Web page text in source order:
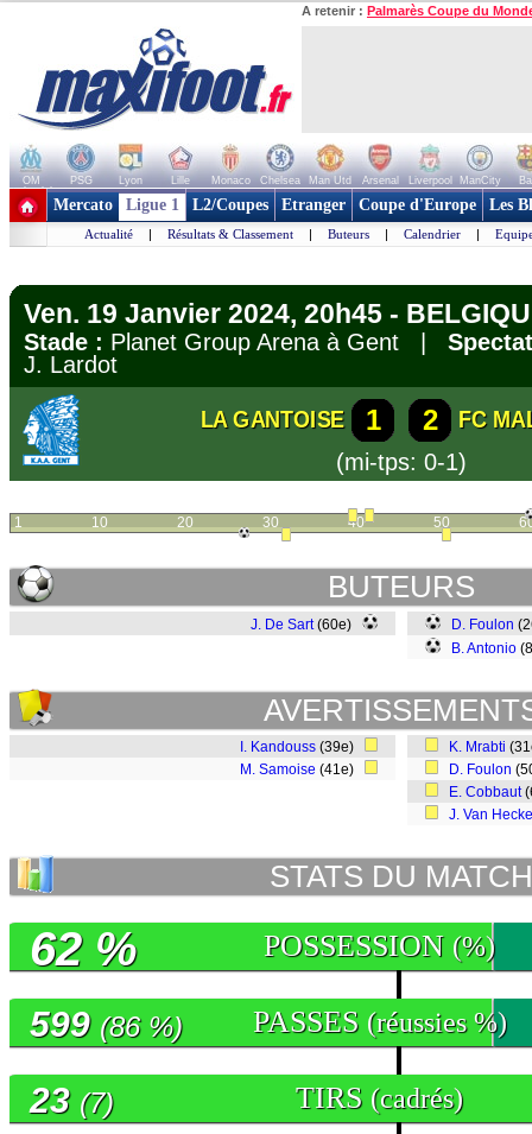
A retenir : Palmarès Coupe du
OM PSG Lyon Lille Monaco Chelsea Man Utd Arsenal Liverpool ManCity
+ de clubs
Mercato Ligue 1 L2/Coupes Etranger Coupe d'Europe Les
Actualité | Résultats & Classement | Buteurs | Calendrier |
Ven. 19 Janvier 2024, 20h45 -
Stade : Planet Group Arena à Gent |
J. Lardot
LA GANTOISE 1 2
FC
(mi-tps: 0-1)
1 10 20 30 40 50
BUTEURS
J. De Sart(60e) D. Foulon
B. Antonio
I. Kandouss (39e)
M. Samoise (41e)
K. Mrabti
D. Foulon
E. Cobbaut
J. Van Hecke
STATS DU MATCH
POSSESSION (%)
62 %
PASSES (réussies %)
599 (86 %)
TIRS (cadrés)
23 (7)